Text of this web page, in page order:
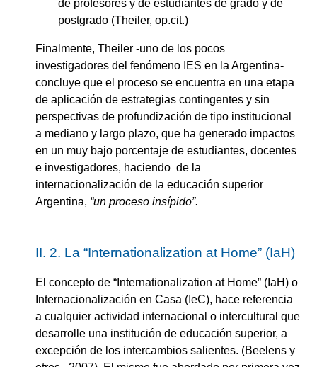
de profesores y de estudiantes de grado y de
postgrado (Theiler, op.cit.)
Finalmente, Theiler -uno de los pocos
investigadores del fenómeno IES en la Argentina-
concluye que el proceso se encuentra en una etapa
de aplicación de estrategias contingentes y sin
perspectivas de profundización de tipo institucional
a mediano y largo plazo, que ha generado impactos
en un muy bajo porcentaje de estudiantes, docentes
e investigadores, haciendo de la
internacionalización de la educación superior
Argentina, “un proceso insípido”.
II. 2. La “Internationalization at Home” (IaH)
El concepto de “Internationalization at Home” (IaH) o
Internacionalización en Casa (IeC), hace referencia
a cualquier actividad internacional o intercultural que
desarrolle una institución de educación superior, a
excepción de los intercambios salientes. (Beelens y